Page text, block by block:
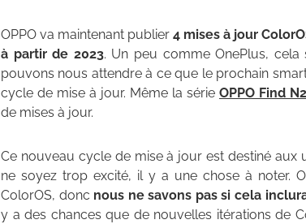
OPPO va maintenant publier 4 mises à jour
à partir de 2023. Un peu comme OnePlus,
pouvons nous attendre à ce que le prochain
cycle de mise à jour. Même la série OPPO Find N2
de mises à jour.
Ce nouveau cycle de mise à jour est destiné aux
ne soyez trop excité, il y a une chose à noter.
ColorOS, donc nous ne savons pas si cela
y a des chances que de nouvelles itérations de